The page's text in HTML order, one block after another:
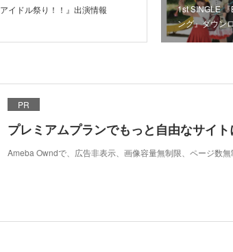
イドル祭り！！』出演情報
1st SINGLE
ング』ダウン
PR
プレミアムプランでもっと自由なサイト
Ameba Owndで、広告非表示、画像容量無制限、ページ数無